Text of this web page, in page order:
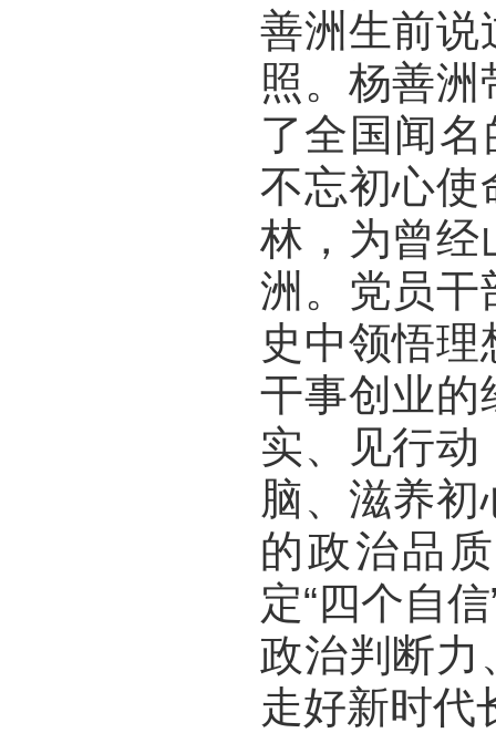
善洲生前说
照。杨善
了全国闻名
不忘初心使
林，为曾经
洲。党员干
史中领悟
干事创业的
实、见行动
脑、滋养
的政治品
定“四个自
政治判断力
走好新时代